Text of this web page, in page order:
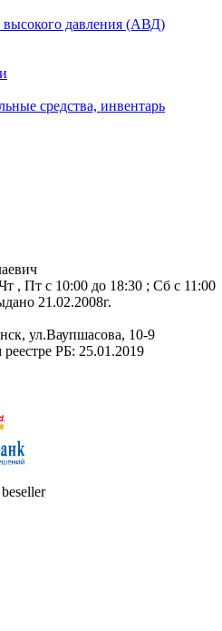
давления (АВД)
средства, инвентарь
, Пт c 10:00 до 18:30 ; Сб c 11:00
21.02.2008г.
ул.Ваупшасова, 10-9
РБ: 25.01.2019